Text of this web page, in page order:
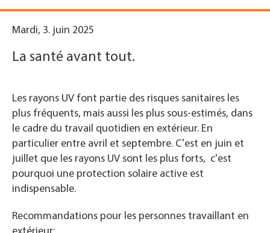
Mardi, 3. juin 2025
La santé avant tout.
Les rayons UV font partie des risques sanitaires les
plus fréquents, mais aussi les plus sous-estimés, dans
le cadre du travail quotidien en extérieur. En
particulier entre avril et septembre. C'est en juin et
juillet que les rayons UV sont les plus forts, c'est
pourquoi une protection solaire active est
indispensable.
Recommandations pour les personnes travaillant en